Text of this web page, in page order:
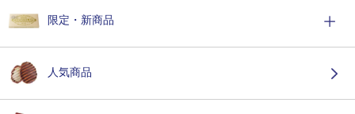
限定・新商品
人気商品